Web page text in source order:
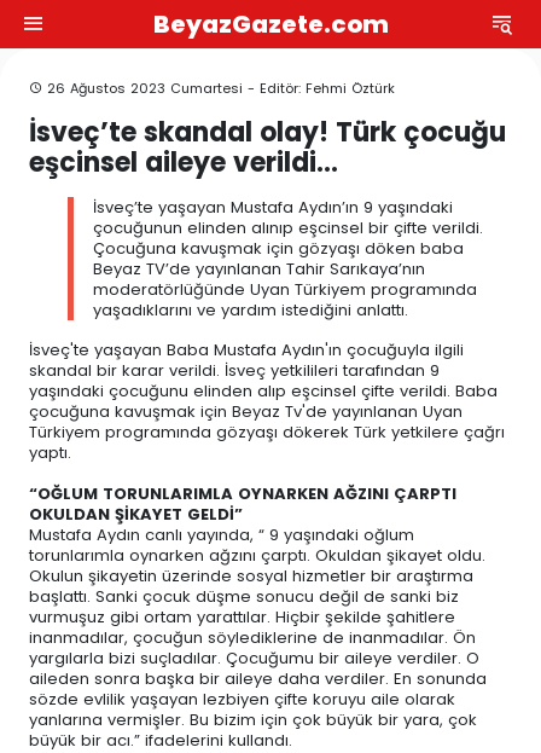
BeyazGazete.com
26 Ağustos 2023 Cumartesi - Editör: Fehmi Öztürk
İsveç’te skandal olay! Türk çocuğu
eşcinsel aileye verildi…
İsveç’te yaşayan Mustafa Aydın’ın 9 yaşındaki
çocuğunun elinden alınıp eşcinsel bir çifte verildi.
Çocuğuna kavuşmak için gözyaşı döken baba
Beyaz TV’de yayınlanan Tahir Sarıkaya’nın
moderatörlüğünde Uyan Türkiyem programında
yaşadıklarını ve yardım istediğini anlattı.
İsveç'te yaşayan Baba Mustafa Aydın'ın çocuğuyla ilgili
skandal bir karar verildi. İsveç yetkilileri tarafından 9
yaşındaki çocuğunu elinden alıp eşcinsel çifte verildi. Baba
çocuğuna kavuşmak için Beyaz Tv'de yayınlanan Uyan
Türkiyem programında gözyaşı dökerek Türk yetkilere çağrı
yaptı.
“OĞLUM TORUNLARIMLA OYNARKEN AĞZINI ÇARPTI
OKULDAN ŞİKAYET GELDİ”
Mustafa Aydın canlı yayında, “ 9 yaşındaki oğlum
torunlarımla oynarken ağzını çarptı. Okuldan şikayet oldu.
Okulun şikayetin üzerinde sosyal hizmetler bir araştırma
başlattı. Sanki çocuk düşme sonucu değil de sanki biz
vurmuşuz gibi ortam yarattılar. Hiçbir şekilde şahitlere
inanmadılar, çocuğun söylediklerine de inanmadılar. Ön
yargılarla bizi suçladılar. Çocuğumu bir aileye verdiler. O
aileden sonra başka bir aileye daha verdiler. En sonunda
sözde evlilik yaşayan lezbiyen çifte koruyu aile olarak
yanlarına vermişler. Bu bizim için çok büyük bir yara, çok
büyük bir acı.” ifadelerini kullandı.